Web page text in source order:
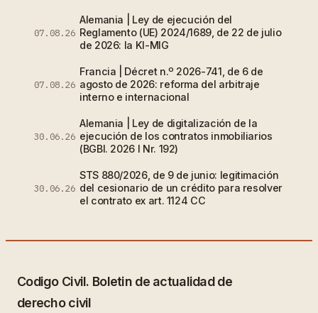
07.08.26
Alemania | Ley de ejecución del
Reglamento (UE) 2024/1689, de 22 de julio
de 2026: la KI-MIG
07.08.26
Francia | Décret n.º 2026-741, de 6 de
agosto de 2026: reforma del arbitraje
interno e internacional
30.06.26
Alemania | Ley de digitalización de la
ejecución de los contratos inmobiliarios
(BGBl. 2026 I Nr. 192)
30.06.26
STS 880/2026, de 9 de junio: legitimación
del cesionario de un crédito para resolver
el contrato ex art. 1124 CC
Codigo Civil. Boletin de actualidad de
derecho civil